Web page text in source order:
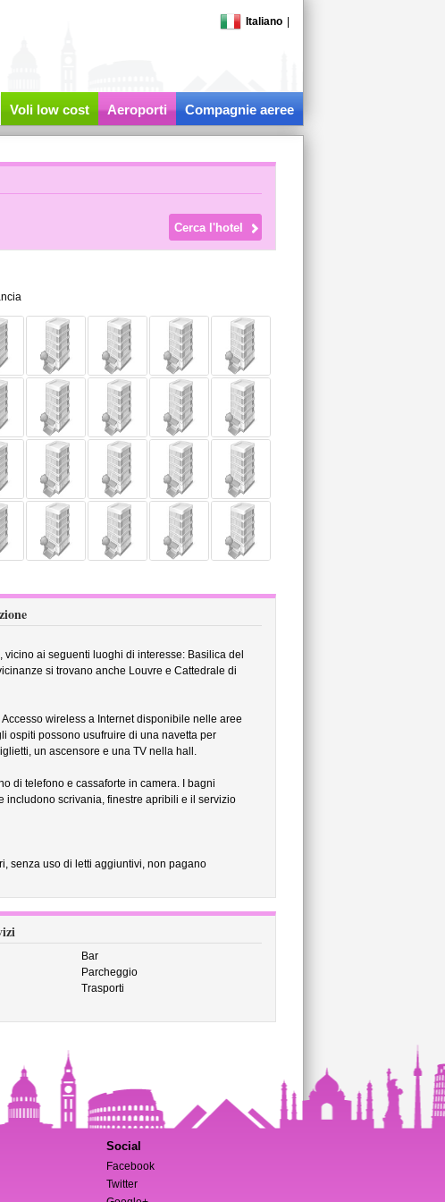
Italiano
Voli low cost Aeroporti Compagnie aeree
ai seguenti luoghi di interesse: Basilica del
si trovano anche Louvre e Cattedrale di
wireless a Internet disponibile nelle aree
ospiti possono usufruire di una navetta per
un ascensore e una TV nella hall.
di telefono e cassaforte in camera. I bagni
scrivania, finestre apribili e il servizio
senza uso di letti aggiuntivi, non pagano
Bar
Parcheggio
Trasporti
Social
Facebook
Twitter